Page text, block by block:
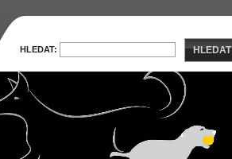
HLEDAT: HLEDAT